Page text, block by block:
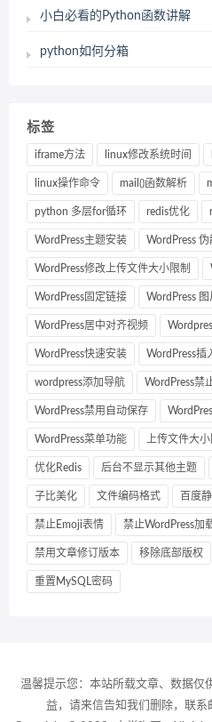
小白必看的Python函数讲解
python如何分箱
标签
iframe方法 linux修改系统时间
linux操作命令 mail()函数解析
python 多层for循环 redis优化
WordPress主题安装 WordPress 伪
WordPress修改上传文件大小限制
WordPress固定链接 WordPress 图
WordPress居中对齐视频
WordPress快速安装 WordPress插
wordpress添加导航 WordPress禁
WordPress禁用自动保存
WordPress菜单功能 上传文件大小
优化Redis 后台不显示其他主题
子比美化 文件编码格式 百度
禁止Emoji表情 禁止WordPress加
禁用文章修订版本 移除底部版权
重置MySQL密码
温馨提示您：本站所载文章、数据仅
益，请来信告知我们删除，联